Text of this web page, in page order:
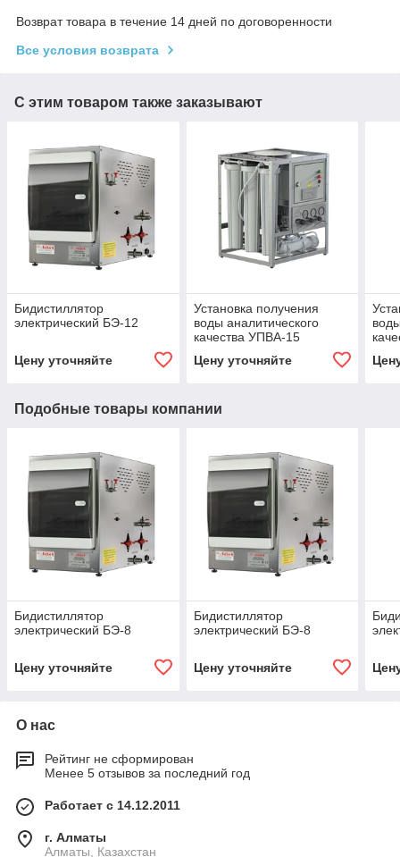
Возврат товара в течение 14 дней по договоренности
Все условия возврата
С этим товаром также заказывают
Бидистиллятор
электрический БЭ-12
Цену уточняйте
Установка получения
воды аналитического
качества УПВА-15
Цену уточняйте
Подобные товары компании
Бидистиллятор
электрический БЭ-8
Цену уточняйте
Бидистиллятор
электрический БЭ-8
Цену уточняйте
О нас
Рейтинг не сформирован
Менее 5 отзывов за последний год
Работает с 14.12.2011
г. Алматы
Алматы, Казахстан